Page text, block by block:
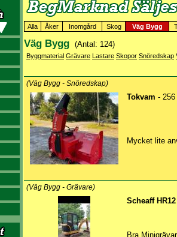
Alla Åker Inomgård Skog Väg Bygg
Väg Bygg (Antal: 124)
Byggmaterial Grävare Lastare Skopor Snöredskap
(Väg Bygg - Snöredskap)
Tokvam -
Mycket lite
(Väg Bygg - Grävare)
Scheaff HR12
Bra